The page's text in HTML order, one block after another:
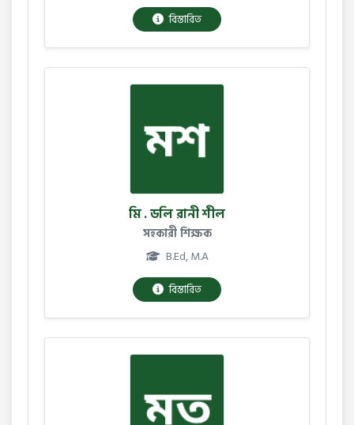
বিস্তারিত
মি . ডলি রানী শীল
সহকারী শিক্ষক
B.Ed, M.A
বিস্তারিত